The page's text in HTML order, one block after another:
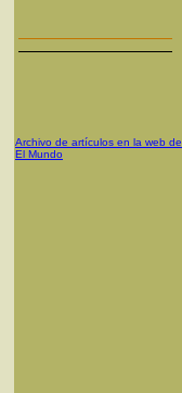
Archivo de artículos en la web de
El Mundo